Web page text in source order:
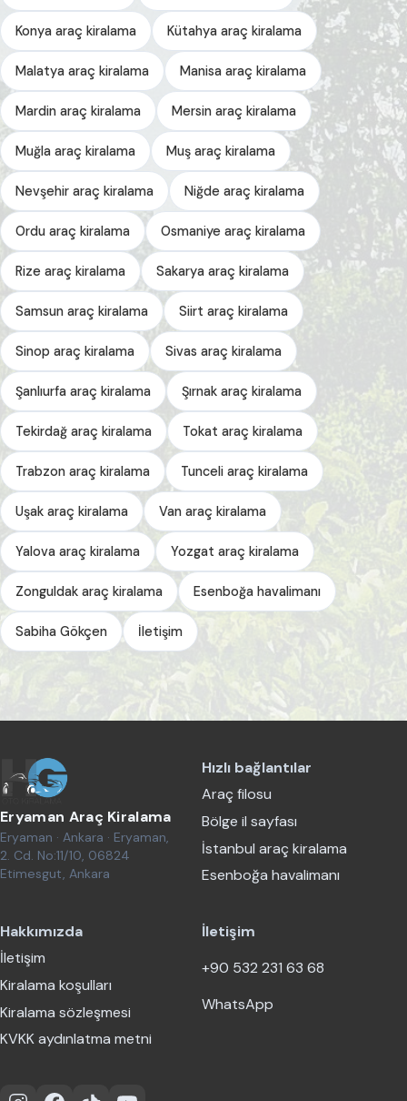
Konya araç kiralama Kütahya araç kiralama
Malatya araç kiralama Manisa araç kiralama
Mardin araç kiralama Mersin araç kiralama
Muğla araç kiralama Muş araç kiralama
Nevşehir araç kiralama Niğde araç kiralama
Ordu araç kiralama Osmaniye araç kiralama
Rize araç kiralama Sakarya araç kiralama
Samsun araç kiralama Siirt araç kiralama
Sinop araç kiralama Sivas araç kiralama
Şanlıurfa araç kiralama Şırnak araç kiralama
Tekirdağ araç kiralama Tokat araç kiralama
Trabzon araç kiralama Tunceli araç kiralama
Uşak araç kiralama Van araç kiralama
Yalova araç kiralama Yozgat araç kiralama
Zonguldak araç kiralama Esenboğa havalimanı
Sabiha Gökçen İletişim
Eryaman Araç Kiralama
Eryaman · Ankara · Eryaman,
2. Cd. No:11/10, 06824
Etimesgut, Ankara
Hızlı bağlantılar
Araç filosu
Bölge il sayfası
İstanbul araç kiralama
Esenboğa havalimanı
Hakkımızda
İletişim
Kiralama koşulları
Kiralama sözleşmesi
KVKK aydınlatma metni
İletişim
+90 532 231 63 68
WhatsApp